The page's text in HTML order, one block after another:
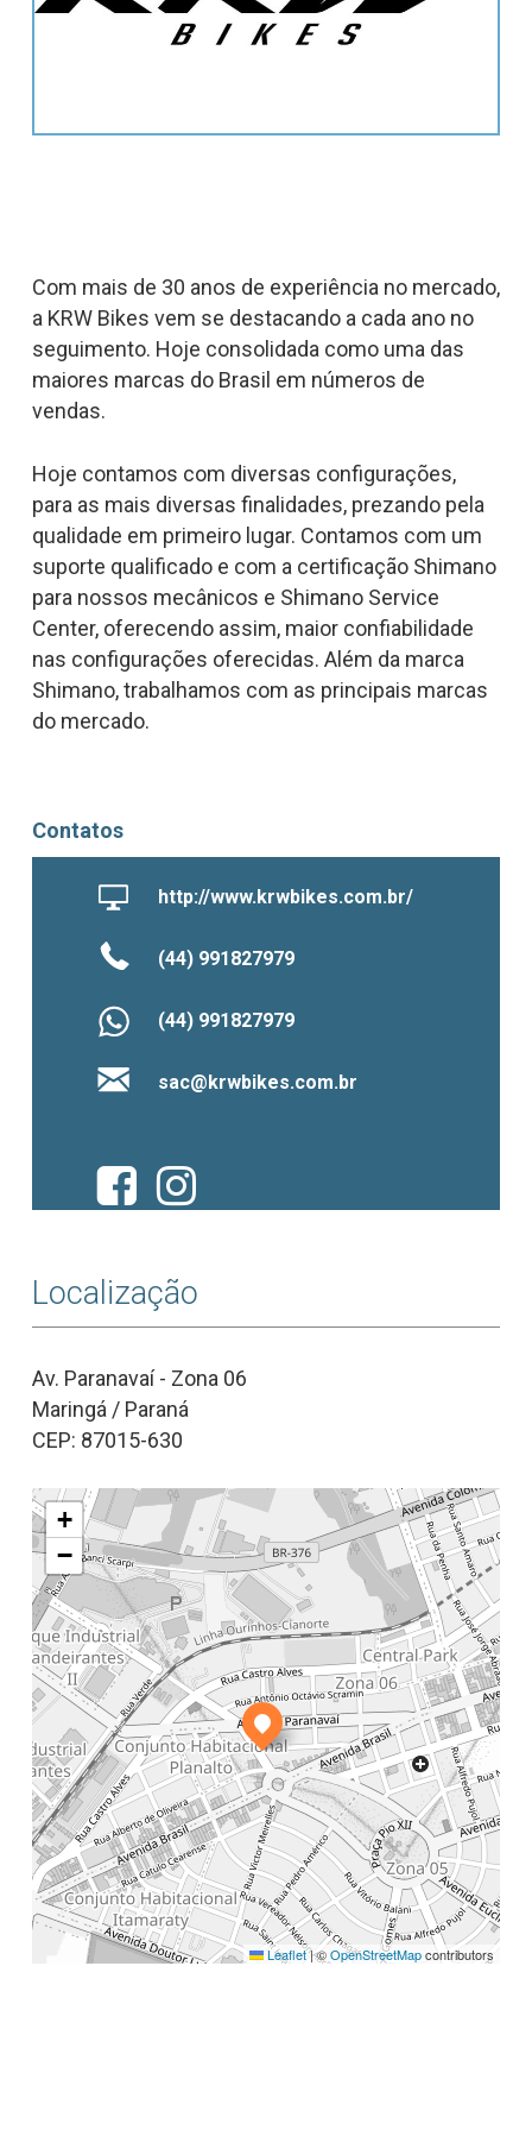
Com mais de 30 anos de experiência no mercado,
a KRW Bikes vem se destacando a cada ano no
seguimento. Hoje consolidada como uma das
maiores marcas do Brasil em números de
vendas.
Hoje contamos com diversas configurações,
para as mais diversas finalidades, prezando pela
qualidade em primeiro lugar. Contamos com um
suporte qualificado e com a certificação Shimano
para nossos mecânicos e Shimano Service
Center, oferecendo assim, maior confiabilidade
nas configurações oferecidas. Além da marca
Shimano, trabalhamos com as principais marcas
do mercado.
Contatos
http://www.krwbikes.com.br/
(44) 991827979
(44) 991827979
sac@krwbikes.com.br
Localização
Av. Paranavaí - Zona 06
Maringá / Paraná
CEP: 87015-630
+
−
Leaflet|©OpenStreetMapcontributors